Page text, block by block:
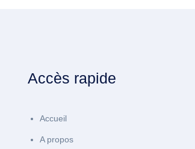
Accès rapide
Accueil
A propos